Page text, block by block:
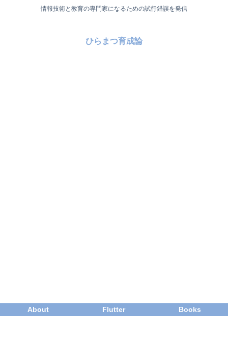
情報技術と教育の専門家になるための試行錯誤を発信
ひらまつ育成論
About Flutter Books